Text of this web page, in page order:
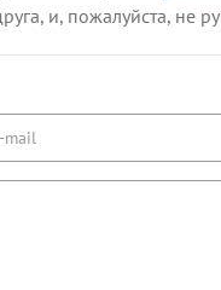
и, пожалуйста, не